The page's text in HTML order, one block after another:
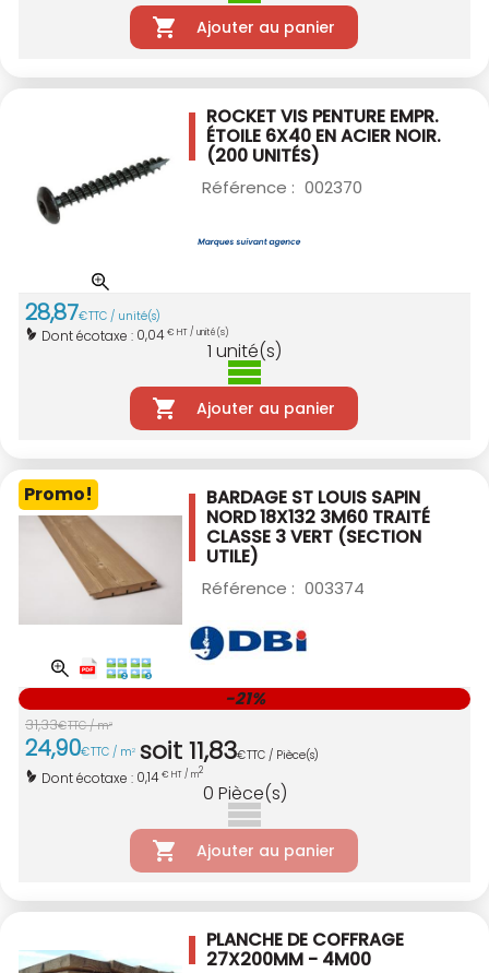
Ajouter au panier
ROCKET VIS PENTURE EMPR.
ÉTOILE 6X40 EN ACIER NOIR.
(200 UNITÉS)
Référence : 002370
28,87€TTC / unité(s)
Dont écotaxe : 0,04€ HT / unité(s)
1 unité(s)
Ajouter au panier
Promo! BARDAGE ST LOUIS SAPIN
NORD 18X132 3M60 TRAITÉ
CLASSE 3 VERT (SECTION
UTILE)
Référence : 003374
31,33€TTC / m2
24,90€TTC / m2 soit11,83€TTC / Pièce(s)
Dont écotaxe : 0,14€ HT / m2
-21%
0 Pièce(s)
Ajouter au panier
PLANCHE DE COFFRAGE
27X200MM - 4M00